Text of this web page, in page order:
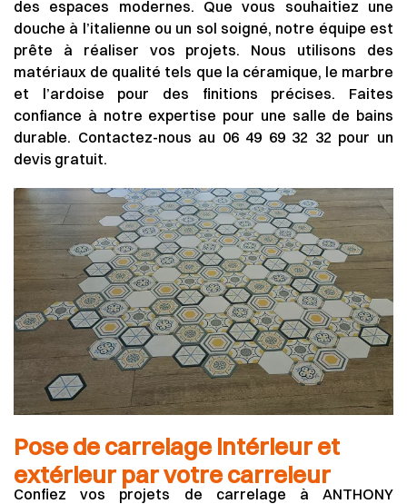
des espaces modernes. Que vous souhaitiez une
douche à l’italienne ou un sol soigné, notre équipe est
prête à réaliser vos projets. Nous utilisons des
matériaux de qualité tels que la céramique, le marbre
et l’ardoise pour des finitions précises. Faites
confiance à notre expertise pour une salle de bains
durable. Contactez-nous au 06 49 69 32 32 pour un
devis gratuit.
Pose de carrelage intérieur et
extérieur par votre carreleur
Confiez vos projets de carrelage à ANTHONY